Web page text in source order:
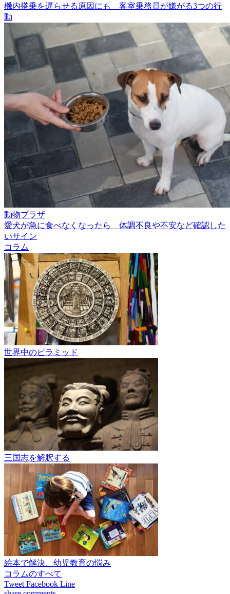
機内搭乗を遅らせる原因にも 客室乗務員が嫌がる3つの行
動
動物プラザ
愛犬が急に食べなくなったら 体調不良や不安など確認した
いサイン
コラム
世界中のピラミッド
三国志を解釈する
絵本で解決、幼児教育の悩み
コラムのすべて
Tweet Facebook Line